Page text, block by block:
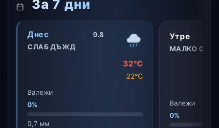
За 7 дни
Днес
9.8
СЛАБ ДЪЖД
32°C
22°C
Валежи
0%
0,7 мм
Утре
МАЛКО
Валежи
0%